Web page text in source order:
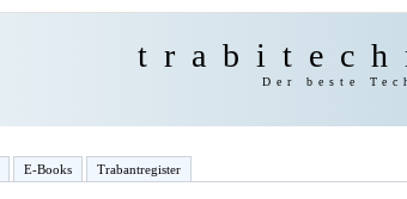
Der beste
E-Books Trabantregister